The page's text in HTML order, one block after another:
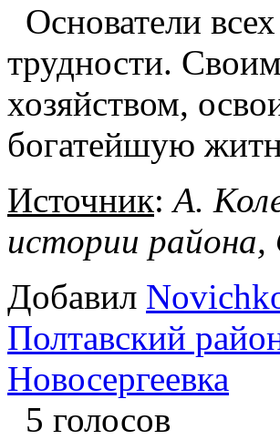
Основатели
трудности.
хозяйством,
богатейшую
Источник:А.
истории района,
Добавил
Полтавский
Новосергеевка
5 голосов